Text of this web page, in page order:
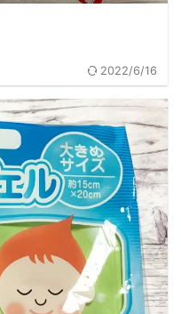
2022/6/16